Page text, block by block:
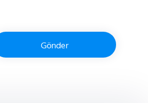
Gönder